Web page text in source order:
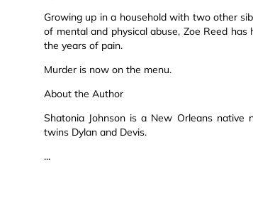
Growing up in a household with two other
of mental and physical abuse, Zoe Reed
the years of pain.
Murder is now on the menu.
About the Author
Shatonia Johnson is a New Orleans native
twins Dylan and Devis.
...